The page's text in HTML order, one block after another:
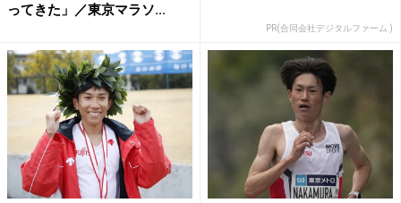
ってきた」／東京マラソ...
PR(合同会社デジタルファーム )